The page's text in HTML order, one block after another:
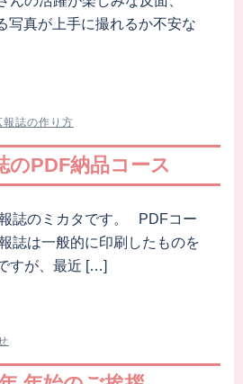
写真が上手に撮れるか不安な
報誌の作り方
のPDF納品コース
誌のミカタです。 PDFコー
誌は一般的に印刷したものを
すが、最近 […]